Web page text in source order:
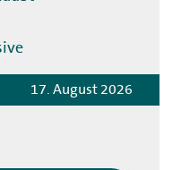
17. August 2026
Bettwäsche